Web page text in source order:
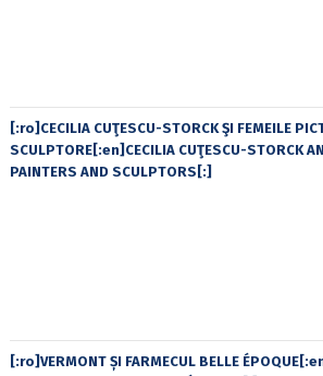
[:ro]CECILIA CUŢESCU-STORCK ŞI FEMEILE
SCULPTORE[:en]CECILIA CUŢESCU-STORCK
PAINTERS AND SCULPTORS[:]
[:ro]VERMONT ȘI FARMECUL BELLE